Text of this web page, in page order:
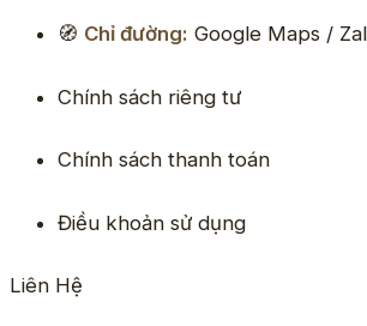
🧭 Chỉ đường: Google Maps /
Chính sách riêng tư
Chính sách thanh toán
Điều khoản sử dụng
Liên Hệ